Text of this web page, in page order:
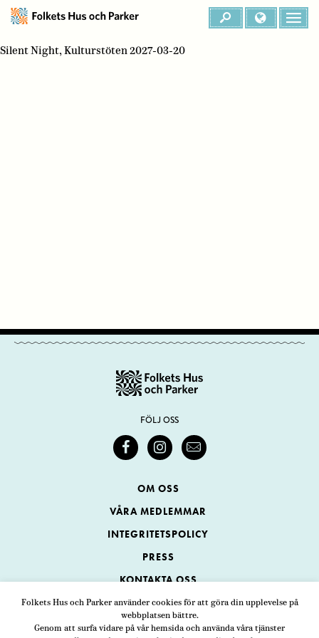
Folkets Hus och Parker använder cookies för att göra din upplevelse på
webbplatsen bättre.
Genom att surfa vidare på vår hemsida och använda våra tjänster
Silent Night, Kulturstöten 2027-03-20
FÖLJ OSS
OM OSS
VÅRA MEDLEMMAR
INTEGRITETSPOLICY
PRESS
KONTAKTA OSS
Folkets Hus och Parker